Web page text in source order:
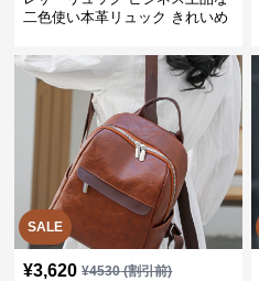
二色使い本革リュック きれいめ
SALE
¥3,620 ¥4530(割引前)